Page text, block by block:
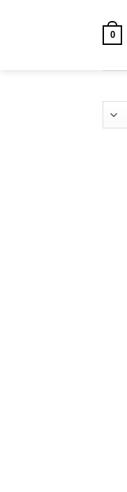
0